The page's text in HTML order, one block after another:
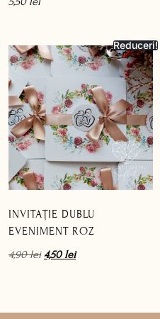
Reduceri!
INVITAȚIE DUBLU
EVENIMENT ROZ
4,90lei 4,50lei